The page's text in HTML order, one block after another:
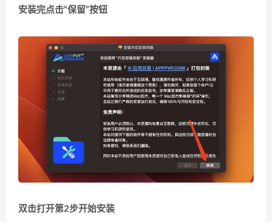
安装完点击“保留”按钮
双击打开第2步开始安装